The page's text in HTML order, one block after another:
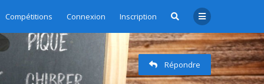
Compétitions Connexion Inscription
- Subscription management
Répondre